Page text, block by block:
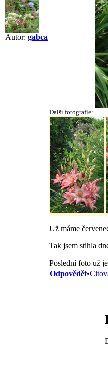
Autor: gabca
Další fotografie:
Už máme
Tak jsem stihla
Poslední foto už
Odpovědět•